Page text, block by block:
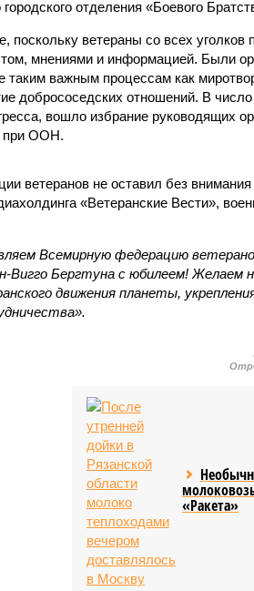
отделения «Боевого
ветераны со всех уголков
мнениями и информацией. Были
важным процессам как
добрососедских отношений. В
вошло избрание руководящих
при ООН.
ветеранов не оставил без внимания
«Ветеранские Вести»,
Всемирную федерацию
Вигго Бергтуна с юбилеем! Желаем
движения планеты,
«Ракета»